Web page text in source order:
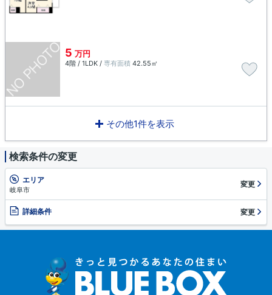
5 万円
4階 / 1LDK / 専有面積 42.55㎡
その他1件を表示
検索条件の変更
エリア
岐阜市
変更
詳細条件 変更